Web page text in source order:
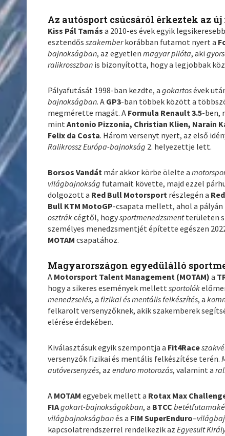
Az autósport csúcsáról érkeztek az
Kiss Pál Tamás a 2010-es évek egyik
esztendősszakemberkorábban futamot nyert a
bajnokságban, az egyetlenmagyar pilóta, aki
ralikrosszban is bizonyította, hogy a legjobbak
Pályafutását 1998-ban kezdte, agokartosévek
bajnokságban. A GP3-ban többek között a
megmérette magát. A Formula Renault 3.5-ben,
mintAntonio Pizzonia, Christian Klien, Narain
Felix da Costa. Három versenyt nyert, az első
Ralikrossz Európa-bajnokság 2. helyezettje lett.
Borsos Vandát már akkor körbe ölelte a
világbajnokság futamait követte, majd ezzel
dolgozott a Red Bull Motorsport részlegén a
Bull KTM MotoGP-csapata mellett, ahol a
osztrákcégtől, hogysportmenedzsmentterületen
személyes menedzsmentjét építette egészen
MOTAMcsapatához.
Magyarországon egyedülálló
A Motorsport Talent Management (MOTAM) a
hogy a sikeres események mellettsportolók
menedzselés, afizikai és mentális felkészítés, a
felkarolt versenyzőknek, akik szakemberek
elérése érdekében.
Kiválasztásuk egyik szempontja a Fit4Race
versenyzők fizikai és mentális felkészítése terén.
autóversenyzés, azenduro motorozás, valamint a
A MOTAMegyebek mellett a Rotax Max
FIAgokart-bajnokságokban, a BTCC
világbajnokságbanés a FIM SuperEnduro–
kapcsolatrendszerrel rendelkezik azEgyesült